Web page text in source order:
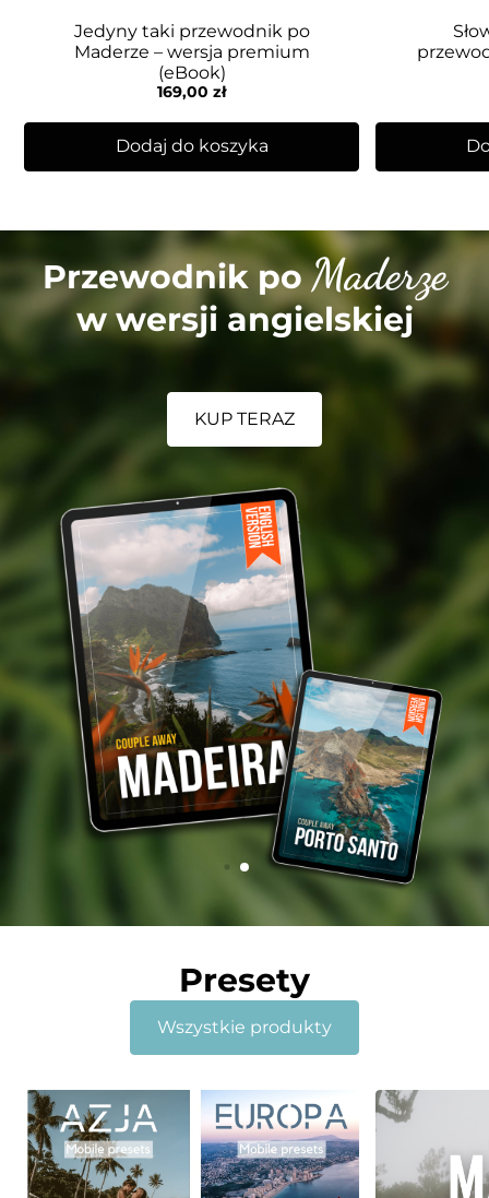
Jedyny taki przewodnik po
Maderze – wersja premium
(eBook)
169,00zł
Dodaj do koszyka
Przewodnik poMaderze
w wersji angielskiej
KUP TERAZ
Presety
Wszystkie produkty